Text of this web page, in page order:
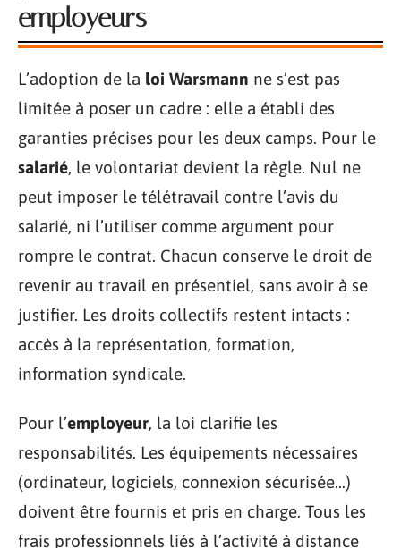
employeurs
L’adoption de la loi Warsmann ne s’est pas
limitée à poser un cadre : elle a établi des
garanties précises pour les deux camps. Pour le
salarié, le volontariat devient la règle. Nul ne
peut imposer le télétravail contre l’avis du
salarié, ni l’utiliser comme argument pour
rompre le contrat. Chacun conserve le droit de
revenir au travail en présentiel, sans avoir à se
justifier. Les droits collectifs restent intacts :
accès à la représentation, formation,
information syndicale.
Pour l’employeur, la loi clarifie les
responsabilités. Les équipements nécessaires
(ordinateur, logiciels, connexion sécurisée…)
doivent être fournis et pris en charge. Tous les
frais professionnels liés à l’activité à distance